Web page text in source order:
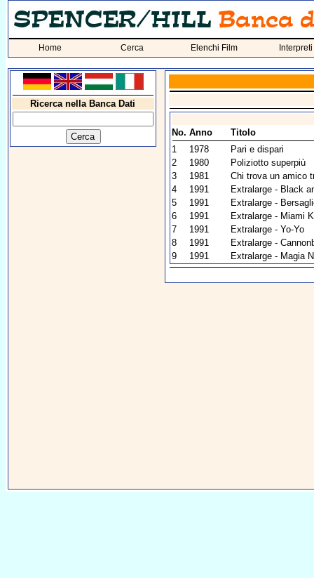
Home Cerca Elenchi Film Interpreti
Ricerca nella Banca Dati
No. Anno
Titolo
1
1978
Pari e dispari
2
1980
Poliziotto superpiù
3
1981
Chi trova un amico
4
1991
Extralarge - Black
5
1991
Extralarge -
6
1991
Extralarge - Miami
7
1991
Extralarge - Yo-Yo
8
1991
Extralarge -
9
1991 Extralarge - Magia